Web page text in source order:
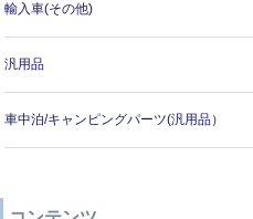
輸入車(その他)
汎用品
車中泊/キャンピングパーツ(汎用品）